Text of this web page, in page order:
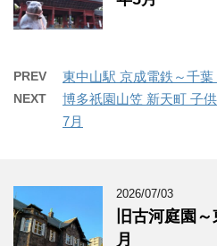
PREV 東中山駅 京成電鉄～千葉
NEXT
博多祇園山笠 新天町 子
7月
2026/07/03
旧古河庭園
月